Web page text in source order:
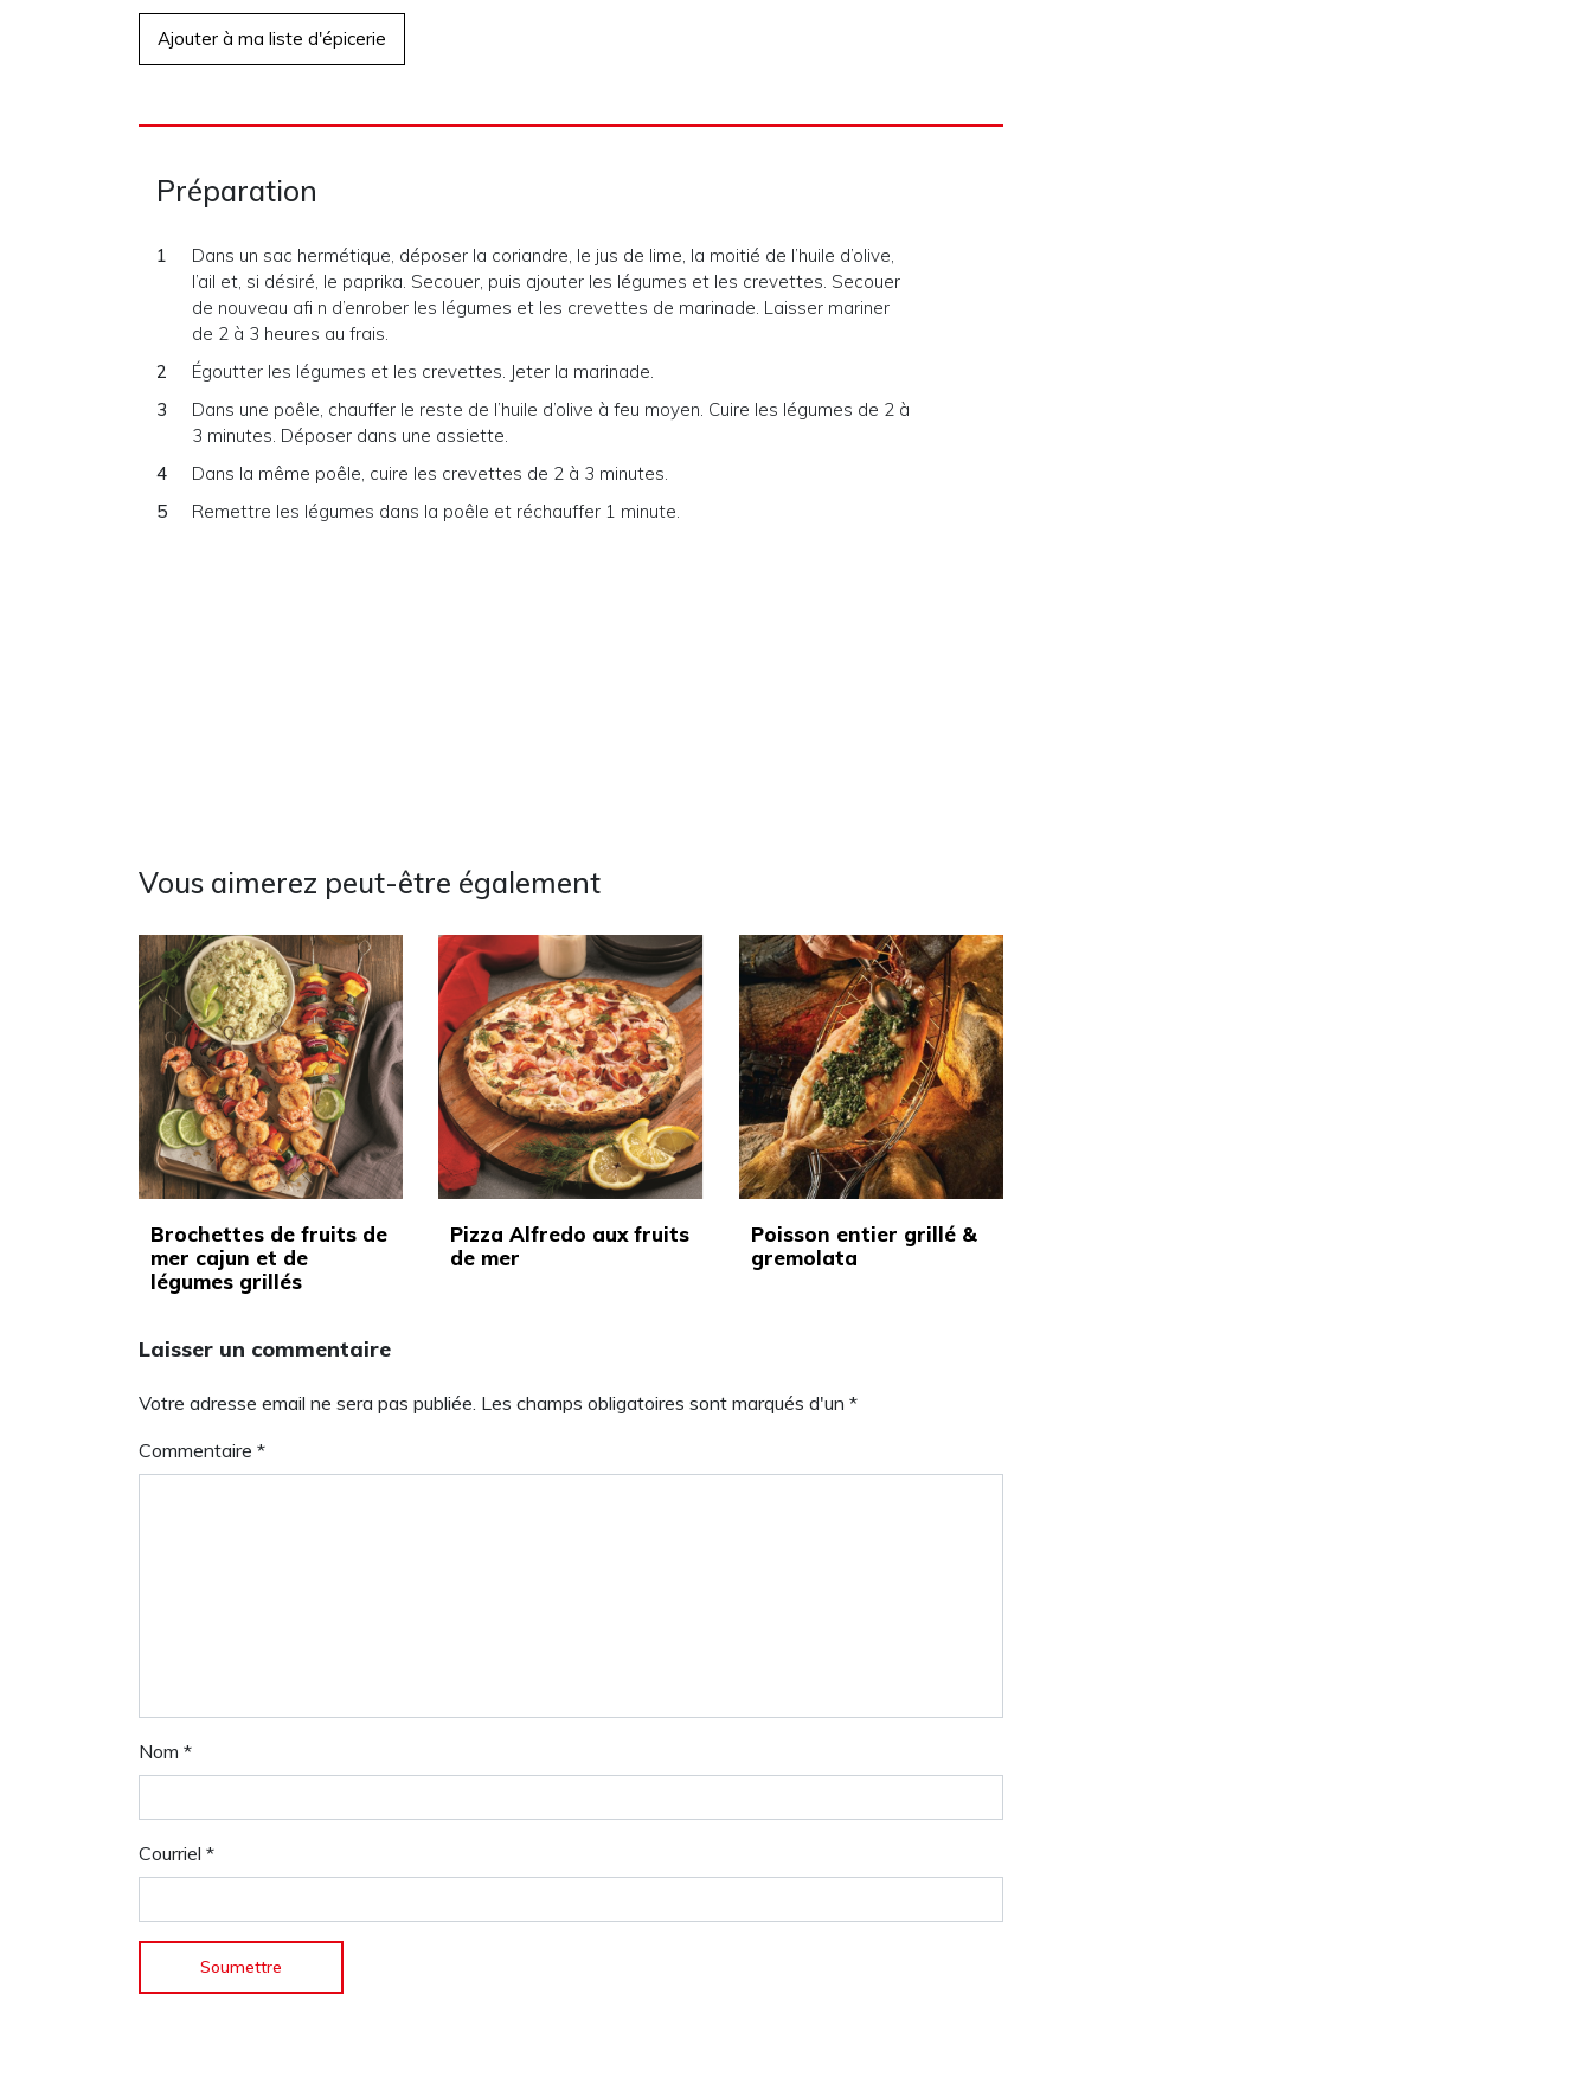
Ajouter à ma liste d'épicerie
Préparation
Dans un sac hermétique, déposer la coriandre, le jus de lime, la moitié de l’huile d’olive,
l’ail et, si désiré, le paprika. Secouer, puis ajouter les légumes et les crevettes. Secouer
de nouveau afi n d’enrober les légumes et les crevettes de marinade. Laisser mariner
de 2 à 3 heures au frais.
Égoutter les légumes et les crevettes. Jeter la marinade.
Dans une poêle, chauffer le reste de l’huile d’olive à feu moyen. Cuire les légumes de 2 à
3 minutes. Déposer dans une assiette.
Dans la même poêle, cuire les crevettes de 2 à 3 minutes.
Remettre les légumes dans la poêle et réchauffer 1 minute.
Vous aimerez peut-être également
Brochettes de fruits de
mer cajun et de
légumes grillés
Pizza Alfredo aux fruits
de mer
Poisson entier grillé &
gremolata
Laisser un commentaire
Votre adresse email ne sera pas publiée. Les champs obligatoires sont marqués d'un *
Commentaire *
Nom *
Courriel *